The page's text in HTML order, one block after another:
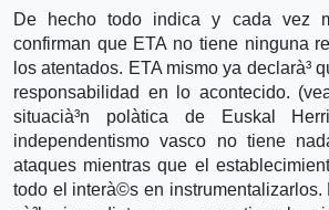
De hecho todo indica y cada vez
confirman que ETA no tiene ninguna
los atentados. ETA mismo ya declarà³
responsabilidad en lo acontecido.
situacià³n polà­tica de Euskal
independentismo vasco no tiene
ataques mientras que el
todo el interà©s en